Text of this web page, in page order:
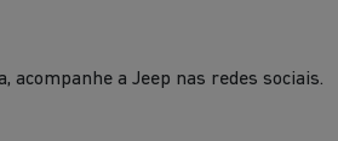
a Jeep nas redes sociais.